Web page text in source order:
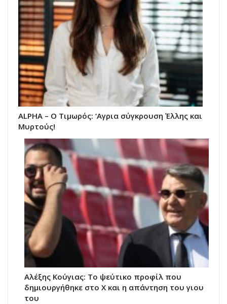
ALPHA – Ο Τιμωρός: ‘Αγρια σύγκρουση Έλλης και
Μυρτούς!
Αλέξης Κούγιας: Το ψεύτικο προφίλ που
δημιουργήθηκε στο X και η απάντηση του γιου
του